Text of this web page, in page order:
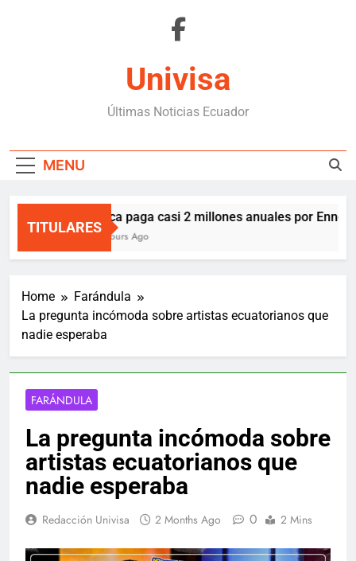
Univisa
Últimas Noticias Ecuador
MENU
TITULARES
Boca paga casi 2 millones anuales por Enner
2 Hours Ago
Home
Farándula
La pregunta incómoda sobre artistas ecuatorianos que
nadie esperaba
FARÁNDULA
La pregunta incómoda sobre
artistas ecuatorianos que
nadie esperaba
Redacción Univisa 2 Months Ago 0 2 Mins